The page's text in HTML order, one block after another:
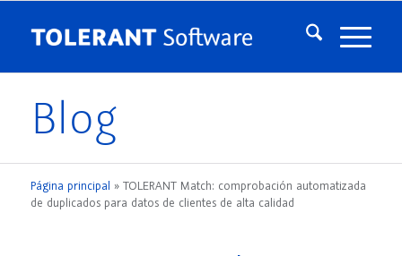
Blog
Página principal » TOLERANT Match: comprobación automatizada
de duplicados para datos de clientes de alta calidad